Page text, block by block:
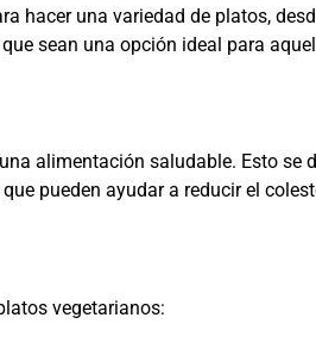
hacer una variedad de platos,
sean una opción ideal para
alimentación saludable. Esto se
pueden ayudar a reducir el
vegetarianos: